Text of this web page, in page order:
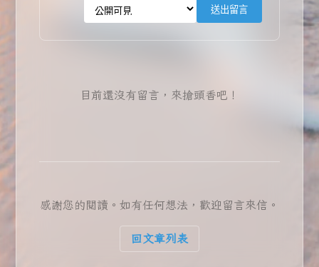
送出留言
目前還沒有留言，來搶頭香吧！
感謝您的閱讀。如有任何想法，歡迎留言來信。
回文章列表